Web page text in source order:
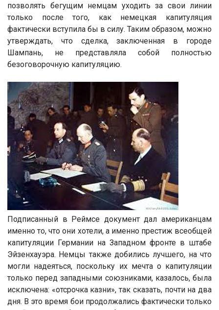
позволять бегущим немцам уходить за свои линии
только после того, как немецкая капитуляция
фактически вступила бы в силу. Таким образом, можно
утверждать, что сделка, заключенная в городе
Шампань, не представляла собой полностью
безоговорочную капитуляцию.
Подписанный в Реймсе документ дал американцам
именно то, что они хотели, а именно престиж всеобщей
капитуляции Германии на Западном фронте в штабе
Эйзенхауэра. Немцы также добились лучшего, на что
могли надеяться, поскольку их мечта о капитуляции
только перед западными союзниками, казалось, была
исключена: «отсрочка казни», так сказать, почти на два
дня. В это время бои продолжались фактически только